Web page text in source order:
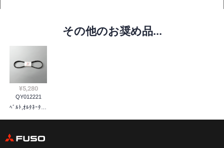
その他のお奨め品...
¥5,280
QY012221